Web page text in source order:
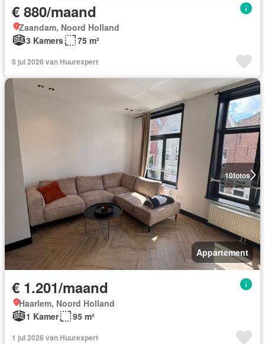
€ 880/maand
Zaandam, Noord Holland
3 Kamers
75 m²
5 jul 2026 van Huurexpert
10fotos
Appartement
€ 1.201/maand
Haarlem, Noord Holland
1 Kamer
95 m²
1 jul 2026 van Huurexpert